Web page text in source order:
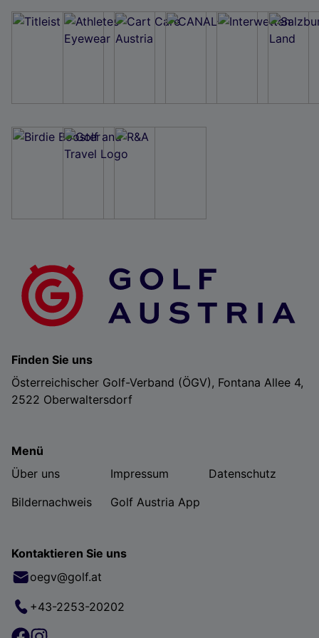
Finden Sie uns
Österreichischer Golf-Verband (ÖGV), Fontana Allee 4,
2522 Oberwaltersdorf
Menü
Über uns
Impressum
Datenschutz
Bildernachweis
Golf Austria App
Kontaktieren Sie uns
oegv@golf.at
+43-2253-20202
Wir und unsere Partner verarbeiten Daten, um
Verwendung genauer Standortdaten. Endgeräteeigenschaften zur Identifikation